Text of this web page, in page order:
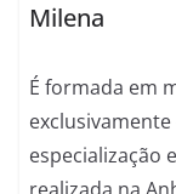
Milena
É formada em
especialização